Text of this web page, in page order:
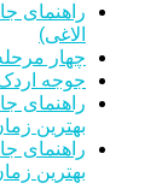
راهنمای
الاغی)
چهار
جوجه
راهنمای
بهترین
راهنمای
بهترین